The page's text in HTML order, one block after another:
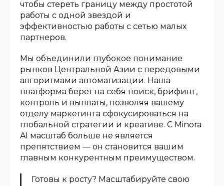
чтобы стереть границу между простотой
работы с одной звездой и
эффективностью работы с сетью малых
партнеров.
Мы объединили глубокое понимание
рынков Центральной Азии с передовыми
алгоритмами автоматизации. Наша
платформа берет на себя поиск, брифинг,
контроль и выплаты, позволяя вашему
отделу маркетинга сфокусироваться на
глобальной стратегии и креативе. С Minora
AI масштаб больше не является
препятствием — он становится вашим
главным конкурентным преимуществом.
Готовы к росту? Масштабируйте свою